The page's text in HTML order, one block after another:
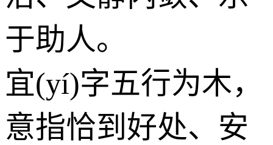
于助人。
宜(yí)字五行为木，
意指恰到好处、安